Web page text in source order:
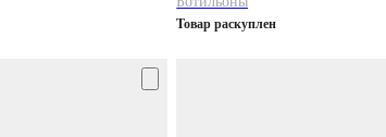
Товар раскуплен